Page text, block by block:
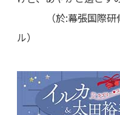
（於:幕張国際研修
ル）